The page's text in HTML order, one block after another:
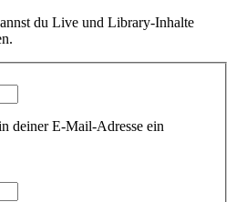
du Live und Library-Inhalte
deiner E-Mail-Adresse ein